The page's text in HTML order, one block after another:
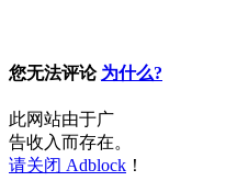
您无法评论 为什么?
此网站由于广
告收入而存在。
请关闭 Adblock ！